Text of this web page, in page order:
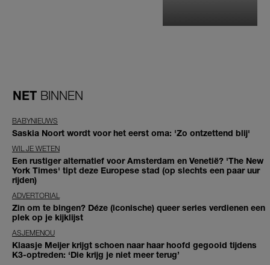
NET BINNEN
BABYNIEUWS
Saskia Noort wordt voor het eerst oma: 'Zo ontzettend blij'
WIL JE WETEN
Een rustiger alternatief voor Amsterdam en Venetië? 'The New
York Times' tipt deze Europese stad (op slechts een paar uur
rijden)
ADVERTORIAL
Zin om te bingen? Déze (iconische) queer series verdienen een
plek op je kijklijst
ASJEMENOU
Klaasje Meijer krijgt schoen naar haar hoofd gegooid tijdens
K3-optreden: ‘Die krijg je niet meer terug’